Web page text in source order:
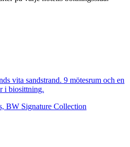
vita sandstrand. 9 mötesrum och en
i biosittning.
BW Signature Collection